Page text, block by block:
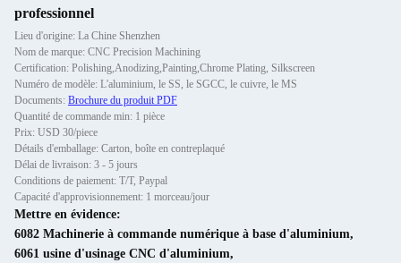
professionnel
Lieu d'origine: La Chine Shenzhen
Nom de marque: CNC Precision Machining
Certification: Polishing,Anodizing,Painting,Chrome Plating, Silkscreen
Numéro de modèle: L'aluminium, le SS, le SGCC, le cuivre, le MS
Documents: Brochure du produit PDF
Quantité de commande min: 1 pièce
Prix: USD 30/piece
Détails d'emballage: Carton, boîte en contreplaqué
Délai de livraison: 3 - 5 jours
Conditions de paiement: T/T, Paypal
Capacité d'approvisionnement: 1 morceau/jour
Mettre en évidence:
6082 Machinerie à commande numérique à base d'aluminium,
6061 usine d'usinage CNC d'aluminium,